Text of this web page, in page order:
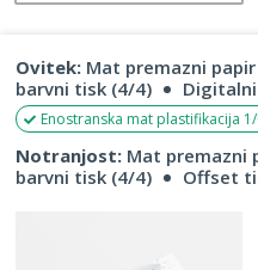
Ovitek: Mat premazni
barvni tisk (4/4)
Enostranska mat plastifikacija
Notranjost: Mat premazni
barvni tisk (4/4)
Offset